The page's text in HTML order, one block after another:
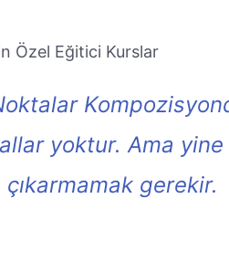
Özel Eğitici Kurslar
yoktur. Ama yine
gerekir.